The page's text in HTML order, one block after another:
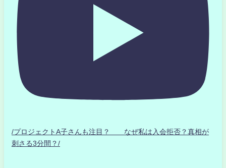
/プロジェクトA子さんも注目？ なぜ私は入会拒否？真相が
刺さる3分間？/